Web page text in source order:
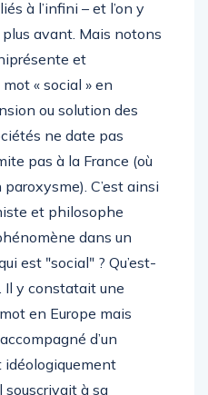
à l’infini – et l’on y
avant. Mais notons
et
« social » en
ou solution des
ne date pas
pas à la France (où
C’est ainsi
et philosophe
dans un
est ʺsocialʺ ? Qu’est-
. Il y constatait une
en Europe mais
d’un
souscrivait à sa